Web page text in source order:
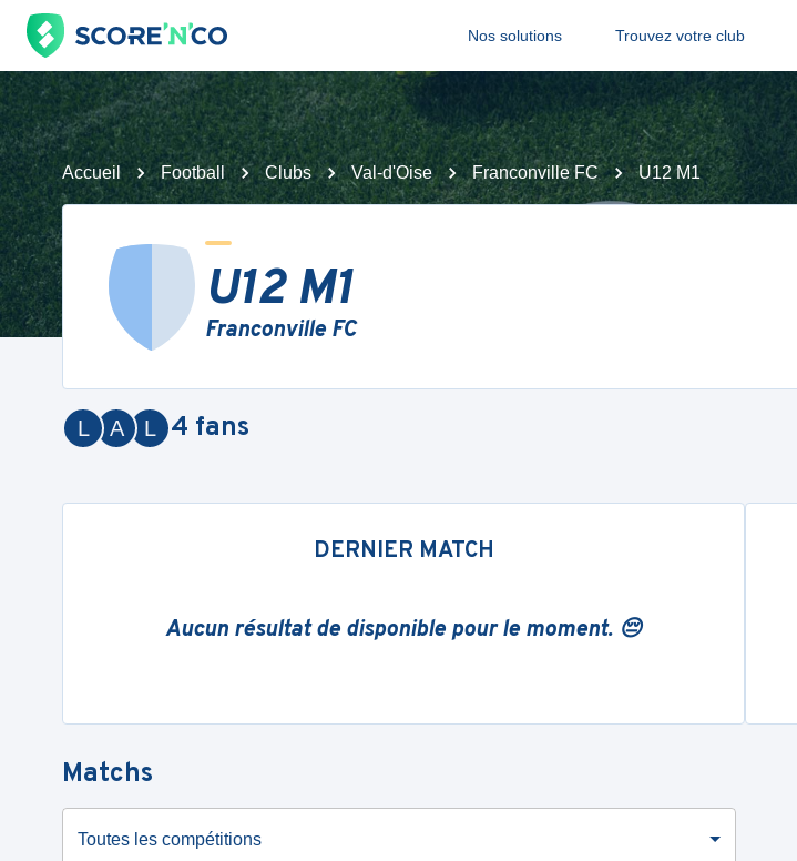
Nos solutions Trouvez votre club
Accueil Football Clubs Val-d'Oise Franconville FC U12 M1
U12 M1
Franconville FC
L
A
L 4 fans
DERNIER MATCH
Aucun résultat de disponible pour le moment. 😔
Matchs
Toutes les compétitions